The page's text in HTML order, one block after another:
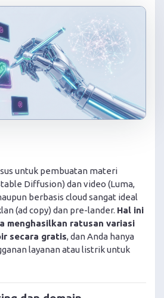
untuk pembuatan materi
Diffusion) dan video (Luma,
berbasis cloud sangat ideal
(ad copy) dan pre-lander. Hal ini
menghasilkan ratusan variasi
secara gratis, dan Anda hanya
layanan atau listrik untuk